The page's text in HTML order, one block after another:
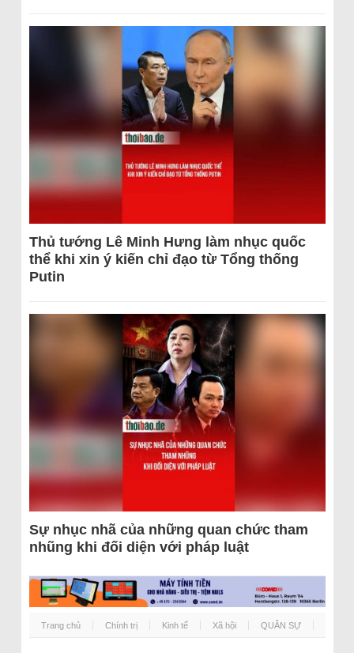
Thủ tướng Lê Minh Hưng làm nhục quốc
thể khi xin ý kiến chỉ đạo từ Tổng thống
Putin
Sự nhục nhã của những quan chức tham
nhũng khi đối diện với pháp luật
Trang chủ Chính trị Kinh tế Xã hội QUÂN SỰ